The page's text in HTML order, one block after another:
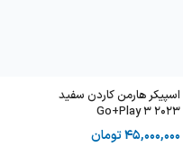
اسپیکر هارمن کاردن سفید
Go+Play 3 2023
45,000,000تومان